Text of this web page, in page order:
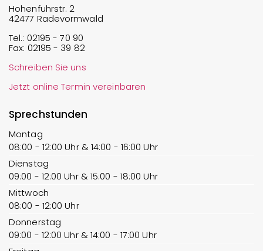
Hohenfuhrstr. 2
42477 Radevormwald
Tel.: 02195 - 70 90
Fax: 02195 - 39 82
Schreiben Sie uns
Jetzt online Termin vereinbaren
Sprechstunden
Montag
08:00 - 12:00 Uhr & 14:00 - 16:00 Uhr
Dienstag
09:00 - 12:00 Uhr & 15:00 - 18:00 Uhr
Mittwoch
08:00 - 12:00 Uhr
Donnerstag
09:00 - 12:00 Uhr & 14:00 - 17:00 Uhr